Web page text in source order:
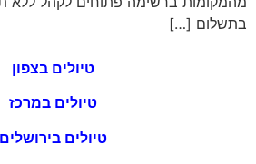
בתשלום […]
טיולים בצפון
טיולים במרכז
טיולים בירושלים